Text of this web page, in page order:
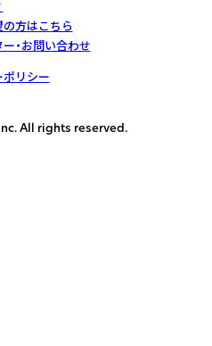
方はこちら
・お問い合わせ
リシー
All rights reserved.